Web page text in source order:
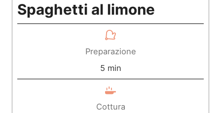
Spaghetti al limone
Preparazione
5mmin
Cottura